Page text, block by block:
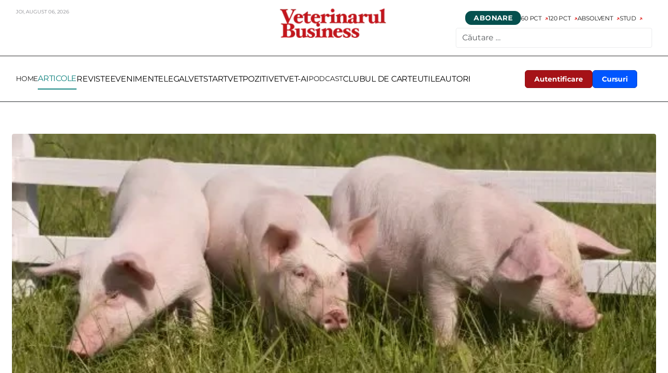
JOI,AUGUST06, 2026
ABONARE 60 PCT 120 PCT ABSOLVENT STUD
Autentificare Cursuri
HOMEARTICOLEREVISTEEVENIMENTELEGALVETSTARTVETPOZITIVETVET-AIPODCASTCLUBUL DE CARTEUTILEAUTORI